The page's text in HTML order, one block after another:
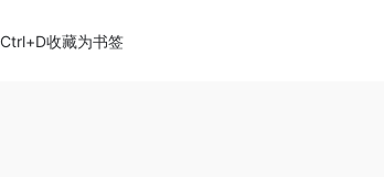
Ctrl+D收藏为书签